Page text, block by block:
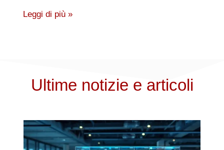
Leggi di più »
Ultime notizie e articoli